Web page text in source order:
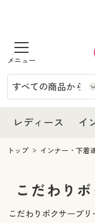
商品を探す
レディース
レディースファッシ
女性下着
インナー・下着
インナー・下着通販
女性下着
メンズ下着
メンズ
メンズ通販すべて
メンズファッション
家電・雑貨
家電・雑貨すべて
寝具・インテリ
レディース イ
レディース
レディース通販すべ
レディースファッシ
インナー・下着
インナー・下着通販
ジュニア・ティーン
メンズ
メンズ下着
家電
寝具・インテリア・
美容・健康
トップ インナー・下着
こだわり
こだわりボクサーブ